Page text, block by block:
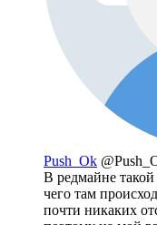
Push_Ok
В редмайне такой
чего там
почти никаких